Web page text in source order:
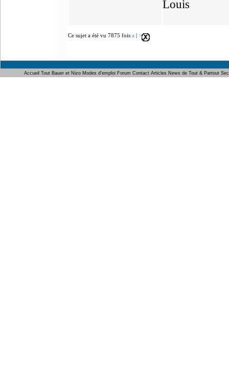
Louis
Ce sujet a été vu 7875 fois a | >
Accueil Tout Bauer et Nizo Modes d'emploi Forum Contact Articles News de Tout & Partout